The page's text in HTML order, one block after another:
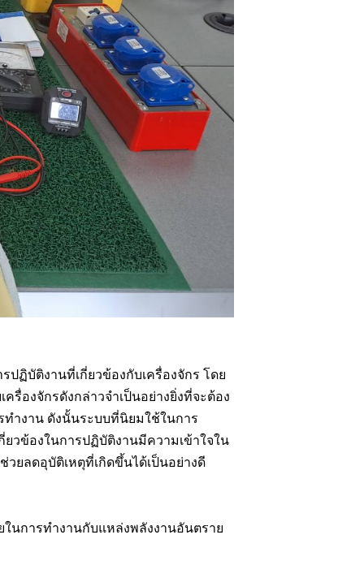
ฏิบัติงานที่เกี่ยวข้องกับเครื่องจักร โดย
รื่องจักรดังกล่าวจำเป็นอย่างยิ่งที่จะต้อง
ำงาน ดังนั้นระบบที่นิยมใช้ในการ
ยวข้องในการปฏิบัติงานมีความเข้าใจใน
ยลดอุบัติเหตุที่เกิดขึ้นได้เป็นอย่างดี
นการทำงานกับแหล่งพลังงานอันตราย